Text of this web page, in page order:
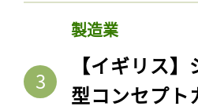
製造業
【イギリス
型コンセプト